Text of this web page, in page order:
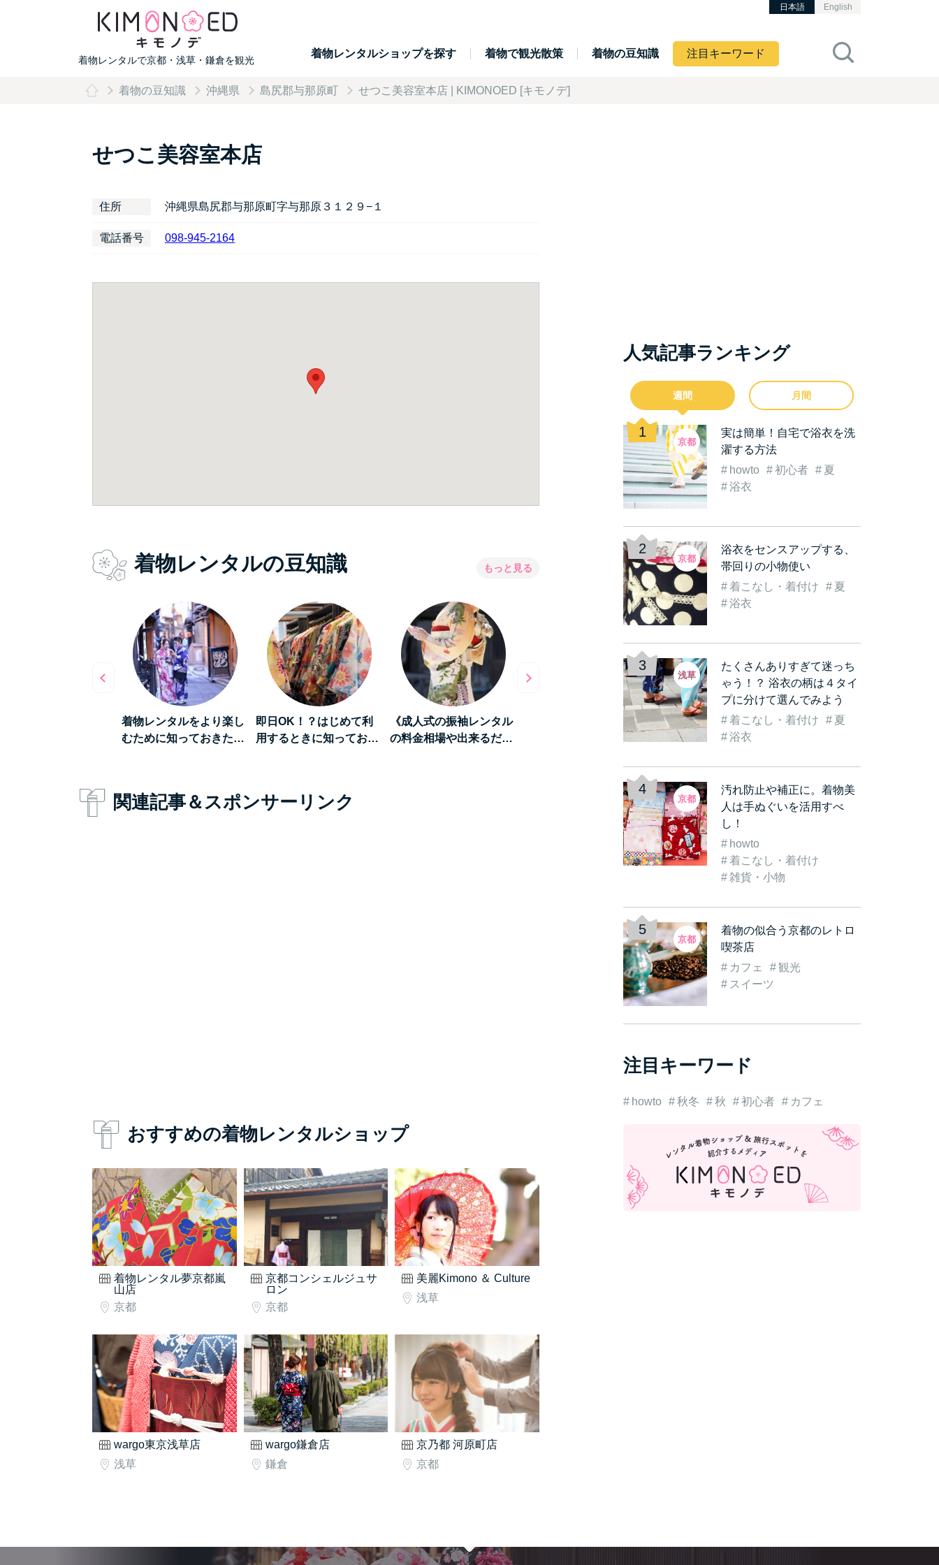
着物レンタルで京都・浅草・鎌倉を観光
日本語 English
着物レンタルショップを探す 着物で観光散策 着物の豆知識 注目キーワード
着物の豆知識 沖縄県 島尻郡与那原町 せつこ美容室本店 | KIMONOED [キモノデ]
せつこ美容室本店
住所 沖縄県島尻郡与那原町字与那原３１２９−１
電話番号 098-945-2164
着物レンタルの豆知識 もっと見る
《和を堪能する旅》古都
「京都」をレンタル着…
着物を着て観光気分をも
っと盛り上げよう！実…
《数倍楽しくなる》着物
レンタルをして「浅草…
着物レンタルをより楽し
むために知っておきた…
即日OK！？はじめて利
用するときに知ってお…
《成人式の振袖レンタル
関連記事＆スポンサーリンク
おすすめの着物レンタルショップ
着物レンタル夢京都嵐
山店
京都
京都コンシェルジュサ
ロン
京都
美麗Kimono ＆ Culture
浅草
wargo東京浅草店
浅草
wargo鎌倉店
鎌倉
京乃都 河原町店
京都
人気記事ランキング
週間 月間
実は簡単！自宅で浴衣を洗
濯する方法
howto
初心者
夏
浴衣
京都
浴衣をセンスアップする、
帯回りの小物使い
着こなし・着付け
夏
浴衣
京都
たくさんありすぎて迷っち
ゃう！？ 浴衣の柄は４タイ
プに分けて選んでみよう
着こなし・着付け
夏
浴衣
浅草
汚れ防止や補正に。着物美
人は手ぬぐいを活用すべ
し！
howto
着こなし・着付け
雑貨・小物
京都
着物の似合う京都のレトロ
喫茶店
カフェ
観光
スイーツ
京都
注目キーワード
howto 秋冬 秋 初心者 カフェ